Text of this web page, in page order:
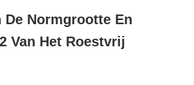
De Normgrootte En
Van Het Roestvrij